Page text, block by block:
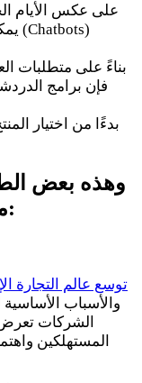
على عكس الأيام
بناءً على متطلبات
فإن برامج
بدءًا من اختيار
وهذه بعض
منها واستغلالها في هذا المجال:
توسع عالم التجارة
والأسباب
الشركات
المستهلكين